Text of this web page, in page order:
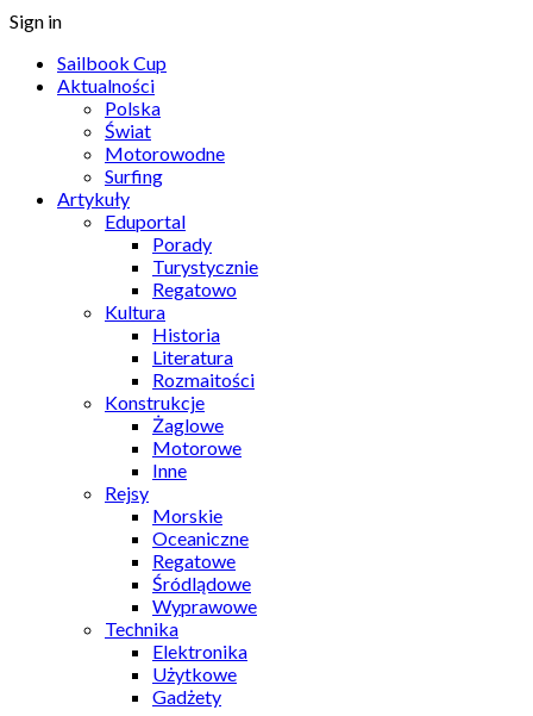
Sign in
Sailbook Cup
Aktualności
Polska
Świat
Motorowodne
Surfing
Artykuły
Eduportal
Porady
Turystycznie
Regatowo
Kultura
Historia
Literatura
Rozmaitości
Konstrukcje
Żaglowe
Motorowe
Inne
Rejsy
Morskie
Oceaniczne
Regatowe
Śródlądowe
Wyprawowe
Technika
Elektronika
Użytkowe
Gadżety